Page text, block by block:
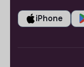
iPhone